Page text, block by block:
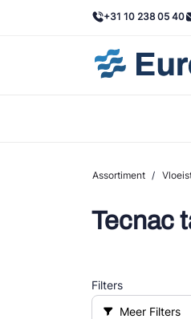
+31 10 238 05 40
Assortiment /
Tecnac
Filters
Meer Filters